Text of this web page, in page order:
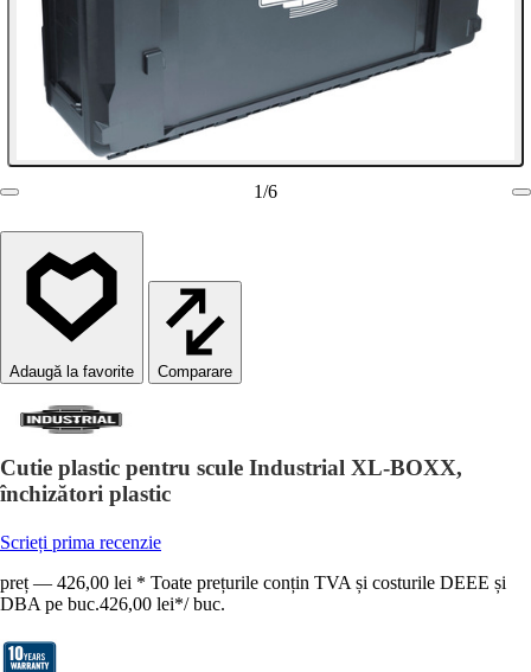
1/6
Comparare
Cutie plastic pentru scule Industrial XL-BOXX,
închizători plastic
Scrieți prima recenzie
preț — 426,00 lei * Toate prețurile conțin TVA și costurile DEEE și
DBA pe buc.426,00 lei*/ buc.